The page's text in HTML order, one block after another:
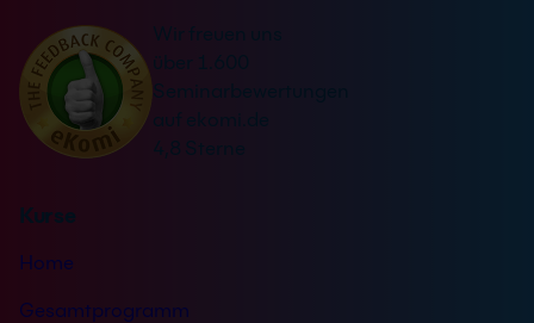
t
ä
n
i
*
i
e
Wir freuen uns
über 1.600
Seminarbewertungen
auf ekomi.de
4,8 Sterne
Kurse
Home
Gesamtprogramm